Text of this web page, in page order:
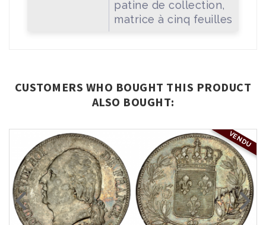
patine de collection,
matrice à cinq feuilles
CUSTOMERS WHO BOUGHT THIS PRODUCT
ALSO BOUGHT:
VENDU